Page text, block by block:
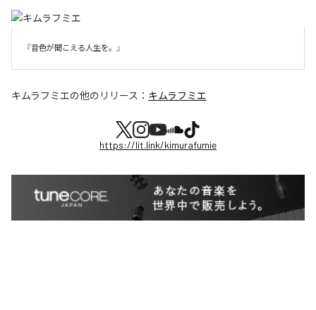
『音色が聞こえる人生を。』
キムラフミエの他のリリース： キムラフミエ
https://lit.link/kimurafumie